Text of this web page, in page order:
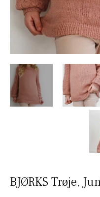
BJØRKS Trøje,